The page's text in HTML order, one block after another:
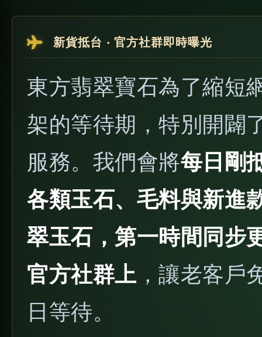
新貨抵台 ‧ 官方社群即時曝光
東方翡翠寶石為了縮短
架的等待期，特別開闢
服務。我們會將每日剛
各類玉石、毛料與新進
翠玉石，第一時間同步
官方社群上 ，讓老客戶
日等待。